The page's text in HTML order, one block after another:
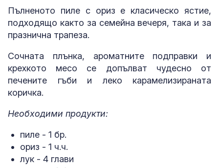
Пълненото пиле с ориз е класическо ястие,
подходящо както за семейна вечеря, така и за
празнична трапеза.
Сочната плънка, ароматните подправки и
крехкото месо се допълват чудесно от
печените гъби и леко карамелизираната
коричка.
Необходими продукти:
пиле - 1 бр.
ориз - 1 ч.ч.
лук - 4 глави